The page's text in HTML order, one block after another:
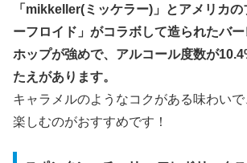
「mikkeller(ミッケラー)」とアメリカの
ーフロイド」がコラボして造られたバー
ホップが強めで、アルコール度数が
たえがあります。
キャラメルのようなコクがある味わい
楽しむのがおすすめです！